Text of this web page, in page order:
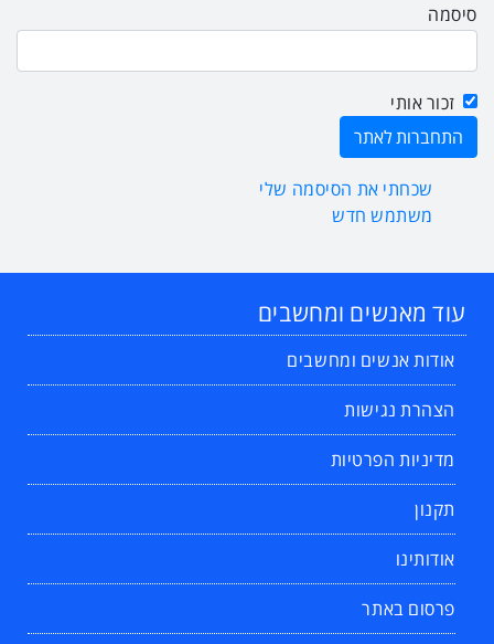
סיסמה
זכור אותי
שכחתי את הסיסמה שלי
משתמש חדש
עוד מאנשים ומחשבים
אודות אנשים ומחשבים
הצהרת נגישות
מדיניות הפרטיות
תקנון
אודותינו
פרסום באתר